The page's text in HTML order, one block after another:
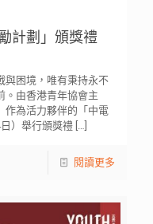
計劃」頒獎禮
與困境，唯有秉持永不
。由香港青年協會主
作為活力夥伴的「中電
）舉行頒獎禮[…]
閱讀更多